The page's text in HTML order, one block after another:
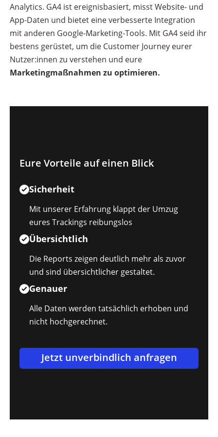
Analytics. GA4 ist ereignisbasiert, misst Website- und
App-Daten und bietet eine verbesserte Integration
mit anderen Google-Marketing-Tools. Mit GA4 seid ihr
bestens gerüstet, um die Customer Journey eurer
Nutzer:innen zu verstehen und eure
Marketingmaßnahmen zu optimieren.
Eure Vorteile auf einen Blick
Sicherheit
Mit unserer Erfahrung klappt der Umzug
eures Trackings reibungslos
Übersichtlich
Die Reports zeigen deutlich mehr als zuvor
und sind übersichtlicher gestaltet.
Genauer
Alle Daten werden tatsächlich erhoben und
nicht hochgerechnet.
Jetzt unverbindlich anfragen